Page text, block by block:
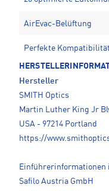
AirEvac-Belüftung
Perfekte
Hersteller
SMITH Optics
Martin Luther King Jr
USA - 97214 Portland
https://
Einführerinformationen
Safilo Austria GmbH